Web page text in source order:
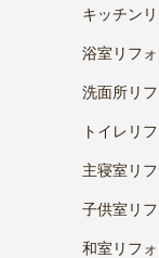
キッチン
浴室リフ
洗面所リ
トイレリ
主寝室リ
子供室リ
和室リフ